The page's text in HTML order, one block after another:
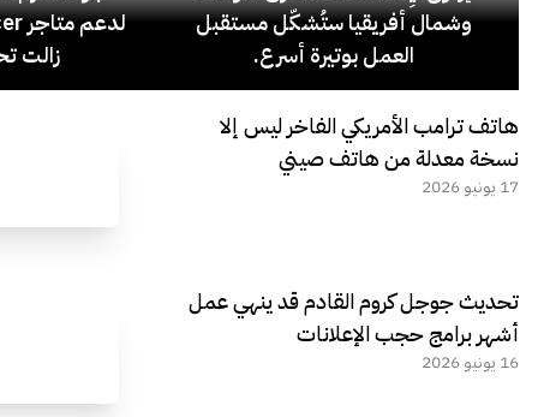
وشمال أفريقيا ستُشكّل مستقبل
العمل بوتيرة أسرع.
زالت
هاتف ترامب الأمريكي الفاخر ليس إلا
نسخة معدلة من هاتف صيني
17 يونيو 2026
تحديث جوجل كروم القادم قد ينهي عمل
أشهر برامج حجب الإعلانات
16 يونيو 2026